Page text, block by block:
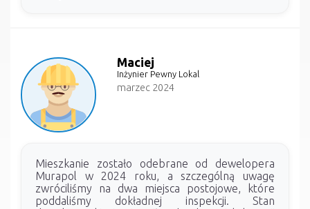
Maciej
Inżynier Pewny Lokal
marzec 2024
Mieszkanie zostało odebrane od dewelopera
Murapol w 2024 roku, a szczególną uwagę
zwróciliśmy na dwa miejsca postojowe, które
poddaliśmy dokładnej inspekcji. Stan